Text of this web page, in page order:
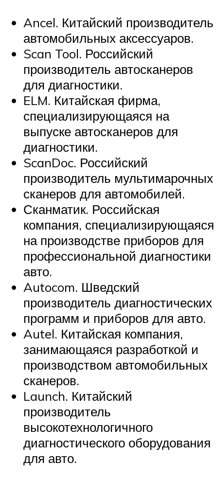
Ancel. Китайский производитель
автомобильных аксессуаров.
Scan Tool. Российский
производитель автосканеров
для диагностики.
ELM. Китайская фирма,
специализирующаяся на
выпуске автосканеров для
диагностики.
ScanDoc. Российский
производитель мультимарочных
сканеров для автомобилей.
Сканматик. Российская
компания, специализирующаяся
на производстве приборов для
профессиональной диагностики
авто.
Autocom. Шведский
производитель диагностических
программ и приборов для авто.
Autel. Китайская компания,
занимающаяся разработкой и
производством автомобильных
сканеров.
Launch. Китайский
производитель
высокотехнологичного
диагностического оборудования
для авто.